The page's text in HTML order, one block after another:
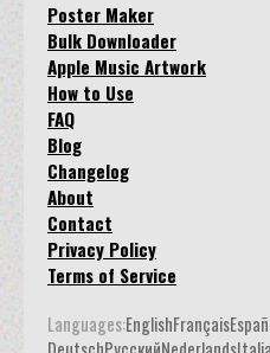
Poster Maker
Bulk Downloader
Apple Music Artwork
How to Use
FAQ
Blog
Changelog
About
Contact
Privacy Policy
Terms of Service
Languages:EnglishFrançais